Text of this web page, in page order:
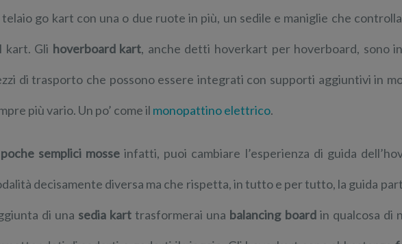
go kart con una o due ruote in più, un sedile e maniglie che
kart. Gli hoverboard kart, anche detti hoverkart per hoverboard, sono
di trasporto che possono essere integrati con supporti aggiuntivi in
più vario. Un po’ come il monopattino elettrico.
poche semplici mosseinfatti, puoi cambiare l’esperienza di guida
decisamente diversa ma che rispetta, in tutto e per tutto, la guida
di una sedia karttrasformerai una balancing board in qualcosa di